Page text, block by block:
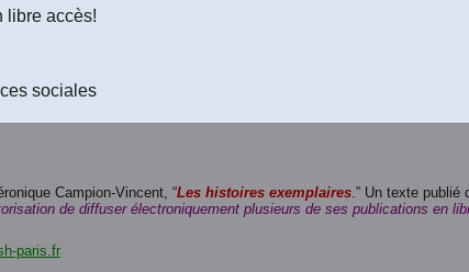
texte de l'article au format Word 2016 (.docx) à télécharger
Campion-Vincent, “Les histoires exemplaires.” Un texte publié
de diffuser électroniquement plusieurs de ses publications en
paris.fr
libre accès!
sociales